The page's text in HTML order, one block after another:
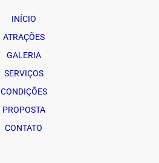
INÍCIO
ATRAÇÕES
GALERIA
SERVIÇOS
CONDIÇÕES
PROPOSTA
CONTATO